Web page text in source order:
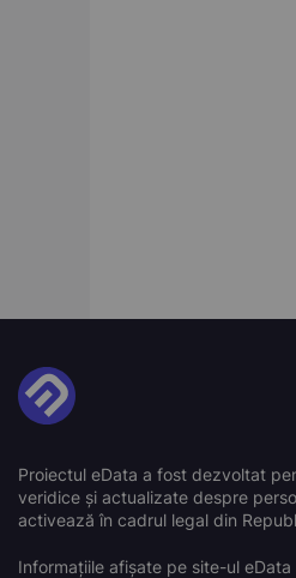
Proiectul eData a fost dezvoltat
veridice și actualizate despre
activează în cadrul legal din
Informațiile afișate pe site-ul